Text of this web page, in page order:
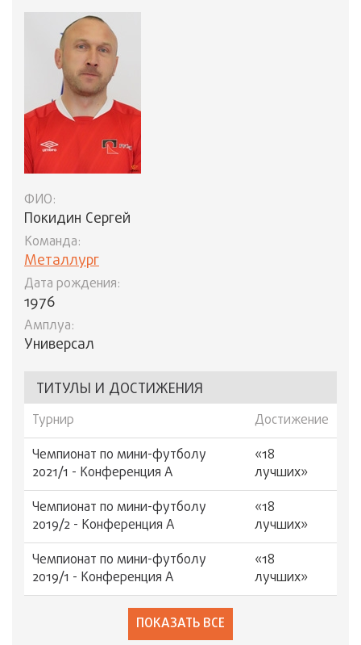
ФИО:
Покидин Сергей
Команда:
Металлург
Дата рождения:
1976
Амплуа:
Универсал
ТИТУЛЫ И ДОСТИЖЕНИЯ
Турнир
Достижение
Чемпионат по мини-футболу
2021/1 - Конференция А
«18
лучших»
Чемпионат по мини-футболу
2019/2 - Конференция А
«18
лучших»
Чемпионат по мини-футболу
2019/1 - Конференция А
«18
лучших»
ПОКАЗАТЬ ВСЕ